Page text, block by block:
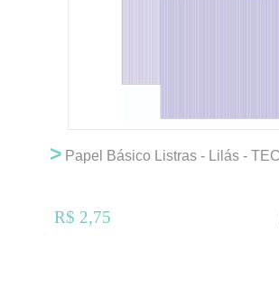
> Papel Básico Listras - Lilás - TEC
R$ 2,75